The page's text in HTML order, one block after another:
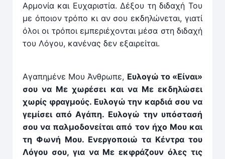
Αρμονία και Ευχαριστία. Δέξου τη διδαχή Του
με όποιον τρόπο κι αν σου εκδηλώνεται, γιατί
όλοι οι τρόποι εμπεριέχονται μέσα στη διδαχή
του Λόγου, κανένας δεν εξαιρείται.
Αγαπημένε Μου Άνθρωπε, Ευλογώ το «Είναι»
σου να Με χωρέσει και να Με εκδηλώσει
χωρίς φραγμούς. Ευλογώ την καρδιά σου να
γεμίσει από Αγάπη. Ευλογώ την υπόστα­σή
σου να παλμοδονείται από τον ήχο Μου και
τη Φωνή Μου. Ενεργοποιώ τα Κέντρα του
Λόγου σου, για να Με εκφράζουν όλες τις